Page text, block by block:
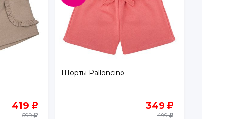
419
599
Шорты Palloncino
349
499